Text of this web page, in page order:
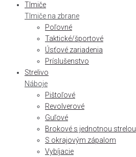
Tlmiče
Tlmiče na zbrane
Poľovné
Taktické/športové
Úsťové zariadenia
Príslušenstvo
Strelivo
Náboje
Pištoľové
Revolverové
Guľové
Brokové s jednotnou strelou
S okrajovým zápalom
Vybíjacie